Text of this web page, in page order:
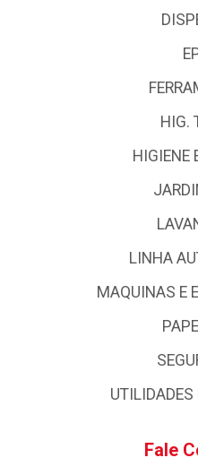
HIG.
HIGIENE
LINHA
MAQUINAS E
Fale